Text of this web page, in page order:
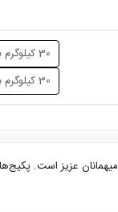
30 کیلوگرم بار مجاز
30 کیلوگرم بار مجاز
و پرسنلی مجرب آماده پذیرایی از شما